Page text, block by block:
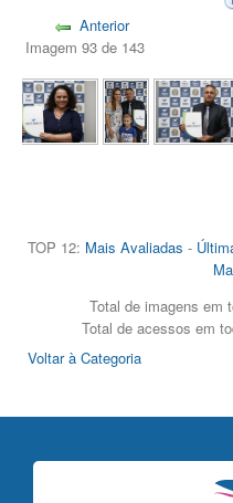
Anterior
Imagem 93 de 143
TOP 12: Mais Avaliadas -
Total de imagens em
Total de acessos em
Voltar à Categoria